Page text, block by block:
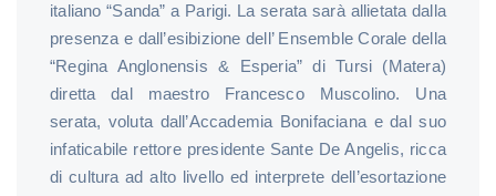
italiano “Sanda” a Parigi. La serata sarà allietata dalla
presenza e dall’esibizione dell’ Ensemble Corale della
“Regina Anglonensis & Esperia” di Tursi (Matera)
diretta dal maestro Francesco Muscolino. Una
serata, voluta dall’Accademia Bonifaciana e dal suo
infaticabile rettore presidente Sante De Angelis, ricca
di cultura ad alto livello ed interprete dell’esortazione